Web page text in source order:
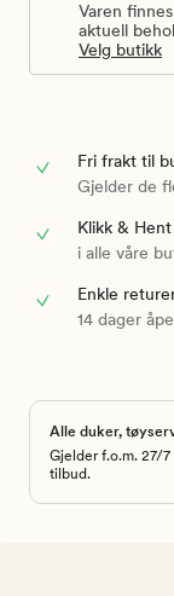
Varen
aktuell
Velg butikk
Fri frakt til
Gjelder de
Klikk & Hent
i alle våre
Enkle
14 dager
Alle duker,
Gjelder f.o.m. 27/
tilbud.